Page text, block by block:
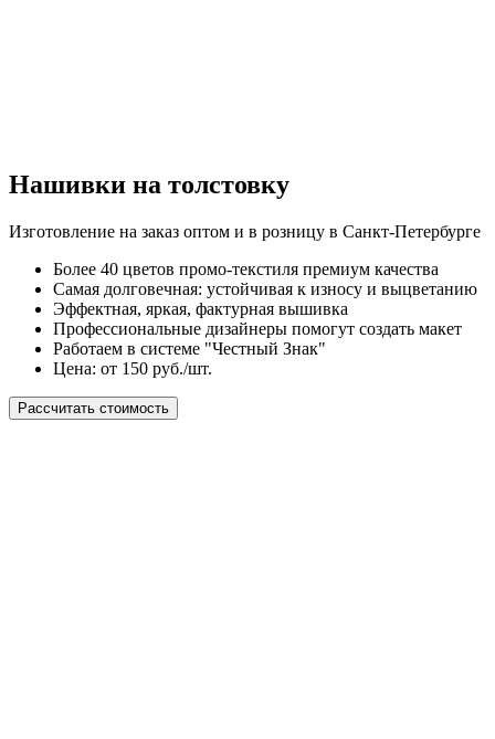
Нашивки на толстовку
Изготовление на заказ оптом и в розницу в Санкт-Петербурге
Более 40 цветов промо-текстиля премиум качества
Самая долговечная: устойчивая к износу и выцветанию
Эффектная, яркая, фактурная вышивка
Профессиональные дизайнеры помогут создать макет
Работаем в системе "Честный Знак"
Цена: от 150 руб./шт.
Рассчитать стоимость